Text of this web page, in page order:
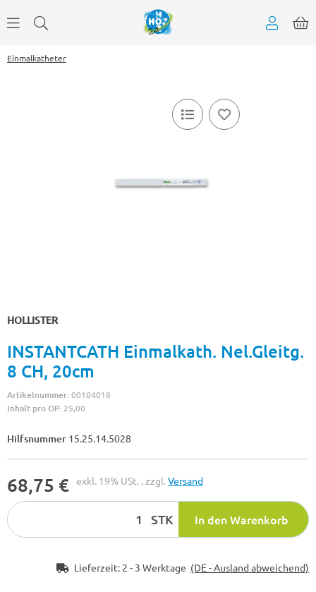
Einmalkatheter
HOLLISTER
INSTANTCATH Einmalkath. Nel.Gleitg.
8 CH, 20cm
Artikelnummer:00104018
Inhalt pro OP: 25,00
Hilfsnummer 15.25.14.5028
68,75 € exkl. 19% USt. , zzgl.Versand
STK In den Warenkorb
Lieferzeit: 2 - 3 Werktage (DE - Ausland abweichend)